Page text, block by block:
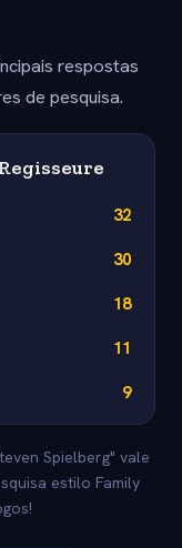
respostas
de pesquisa.
32
30
18
11
9
Spielberg" vale
estilo Family